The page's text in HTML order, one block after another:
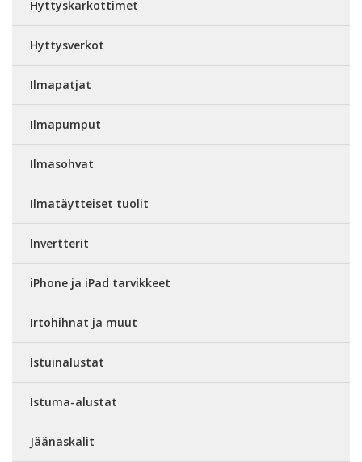
Hyttyskarkottimet
Hyttysverkot
Ilmapatjat
Ilmapumput
Ilmasohvat
Ilmatäytteiset tuolit
Invertterit
iPhone ja iPad tarvikkeet
Irtohihnat ja muut
Istuinalustat
Istuma-alustat
Jäänaskalit